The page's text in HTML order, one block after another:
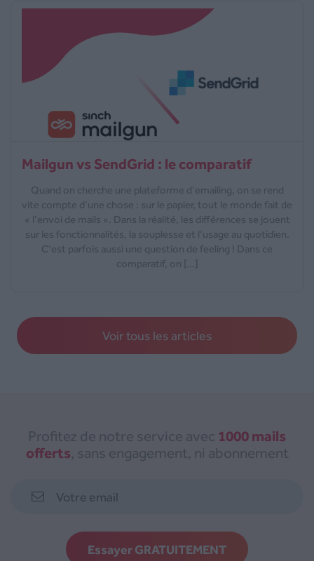
Mailgun vs SendGrid : le comparatif
Quand on cherche une plateforme d’emailing, on se rend
vite compte d’une chose : sur le papier, tout le monde fait de
« l’envoi de mails ». Dans la réalité, les différences se jouent
sur les fonctionnalités, la souplesse et l’usage au quotidien.
C’est parfois aussi une question de feeling ! Dans ce
comparatif, on […]
Voir tous les articles
Profitez de notre service avec 1000 mails
offerts, sans engagement, ni abonnement
Essayer GRATUITEMENT